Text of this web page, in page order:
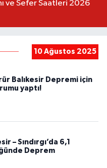
ve Sefer Saatleri 2026
10 Ağustos 2025
Balıkesir Depremi için
yaptı!
– Sındırgı’da 6,1
Deprem